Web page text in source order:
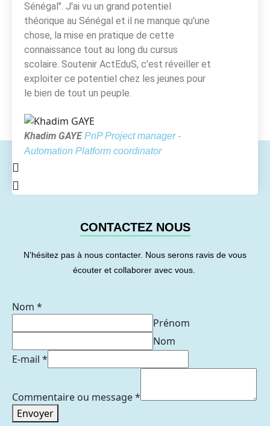
Sénégal". J'ai vu un grand potentiel
théorique au Sénégal et il ne manque qu'une
chose, la mise en pratique de cette
connaissance tout au long du cursus
scolaire. Soutenir ActEduS, c'est réveiller et
exploiter ce potentiel chez les jeunes pour
le bien de tout un peuple.
Khadim GAYEPnP Project manager -
Automation Platform coordinator
CONTACTEZ NOUS
N’hésitez pas à nous contacter. Nous serons ravis de vous
écouter et collaborer avec vous.
Nom *
Prénom
Nom
E-mail *
Commentaire ou message*
Envoyer